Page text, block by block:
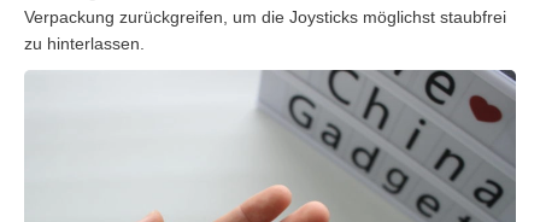
Verpackung zurückgreifen, um die Joysticks möglichst staubfrei
zu hinterlassen.